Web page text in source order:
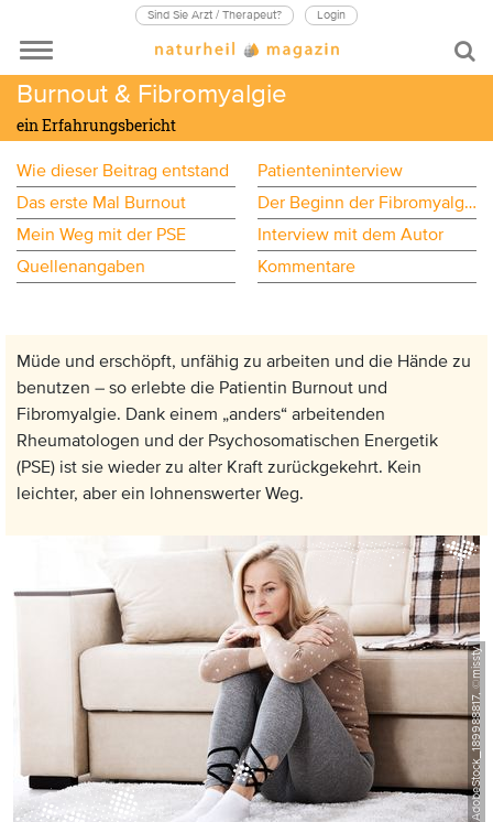
Sind Sie Arzt / Therapeut? Login
Burnout & Fibromyalgie
ein Erfahrungsbericht
Wie dieser Beitrag entstand
Patienteninterview
Das erste Mal Burnout
Der Beginn der Fibromyalgie und das zweite Burnout
Mein Weg mit der PSE
Interview mit dem Autor
Quellenangaben
Kommentare
Müde und erschöpft, unfähig zu arbeiten und die Hände zu
benutzen – so erlebte die Patientin Burnout und
Fibromyalgie. Dank einem „anders“ arbeitenden
Rheumatologen und der Psychosomatischen Energetik
(PSE) ist sie wieder zu alter Kraft zurückgekehrt. Kein
leichter, aber ein lohnenswerter Weg.
AdobeStock_189988817, ©missty